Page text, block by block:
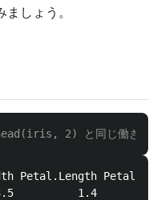
しょう。
2) と同じ働き
Petal.Length
1.4